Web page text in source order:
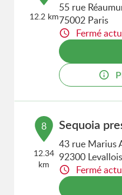
12.2 km
55 rue
75002 Paris
Fermé
8
12.34
km
Sequoia
43 rue Marius
92300
Fermé